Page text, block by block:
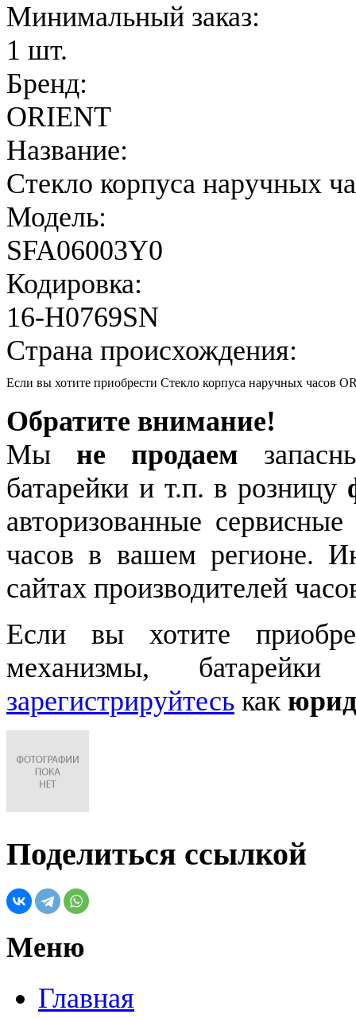
Минимальный заказ:
1 шт.
Бренд:
ORIENT
Название:
Стекло корпуса наручных
Модель:
SFA06003Y0
Кодировка:
16-H0769SN
Страна происхождения:
Если вы хотите приобрести Стекло корпуса наручных часов
Обратите внимание!
Мы не продаем
батарейки и т.п. в розницу
авторизованные
часов в вашем регионе.
сайтах производителей
Если вы хотите
механизмы,
зарегистрируйтесь как
Поделиться ссылкой
Меню
Главная